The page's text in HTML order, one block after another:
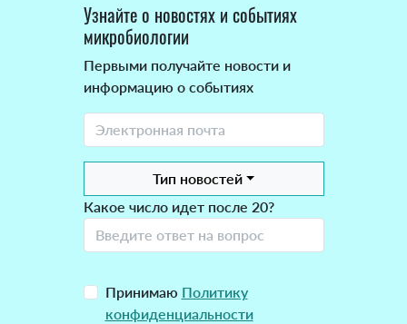
Узнайте о новостях и событиях
микробиологии
Первыми получайте новости и
информацию о событиях
Тип новостей
Какое число идет после 20?
Принимаю Политику
конфиденциальности